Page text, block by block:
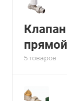
5 товаров